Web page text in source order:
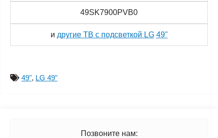
49SK7900PVB0
и другие ТВ с подсветкой LG 49"
49", LG 49"
Позвоните нам: